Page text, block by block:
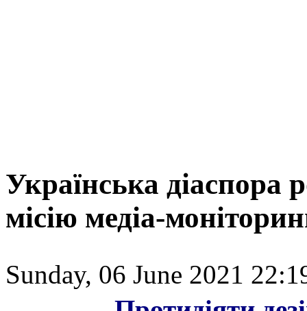
Українська діаспора
місію медіа-
Sunday, 06 June 2021